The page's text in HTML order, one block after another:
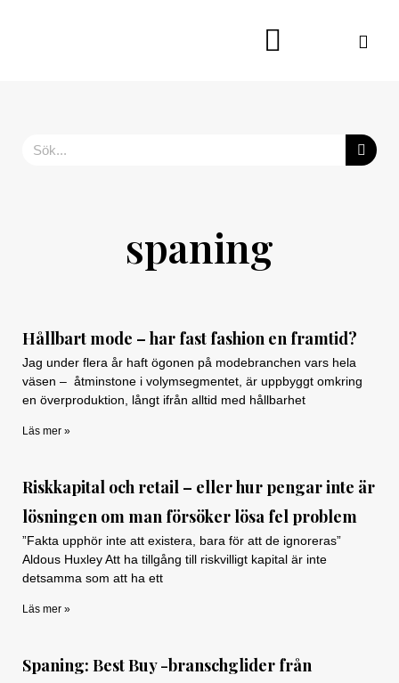
Sök
spaning
Hållbart mode – har fast fashion en framtid?
Jag under flera år haft ögonen på modebranchen vars hela
väsen – åtminstone i volymsegmentet, är uppbyggt omkring
en överproduktion, långt ifrån alltid med hållbarhet
Läs mer »
Riskkapital och retail – eller hur pengar inte är
lösningen om man försöker lösa fel problem
”Fakta upphör inte att existera, bara för att de ignoreras”
Aldous Huxley Att ha tillgång till riskvilligt kapital är inte
detsamma som att ha ett
Läs mer »
Spaning: Best Buy -branschglider från